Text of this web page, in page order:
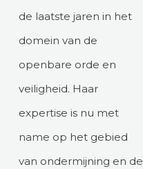
de laatste jaren in het
domein van de
openbare orde en
veiligheid. Haar
expertise is nu met
name op het gebied
van ondermijning en de